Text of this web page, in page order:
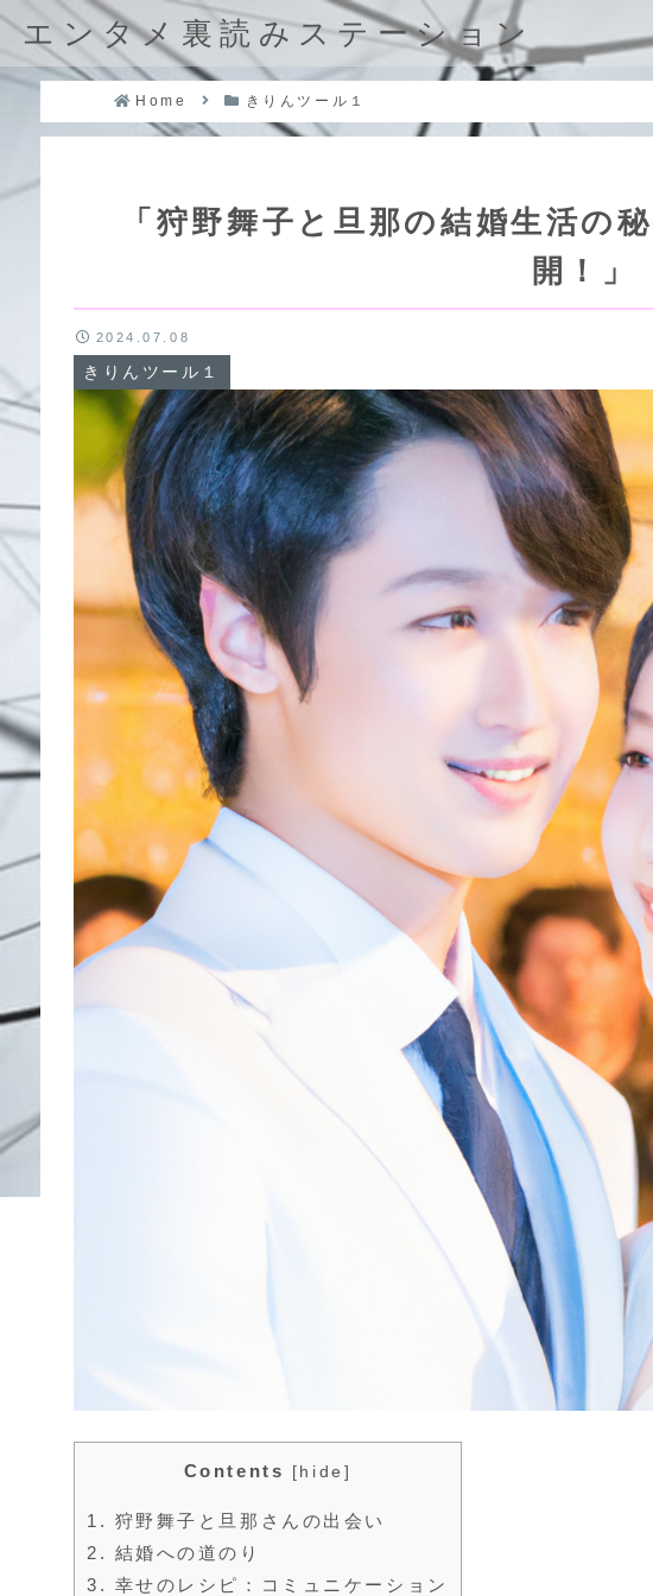
エンタメ裏読みステーション
Home きりんツール１
「狩野舞子と旦那の結婚生活の
開！」
きりんツール１
2024.07.08
Contents [ hide ]
1. 狩野舞子と旦那さんの出会い
2. 結婚への道のり
3. 幸せのレシピ：コミュニケーション